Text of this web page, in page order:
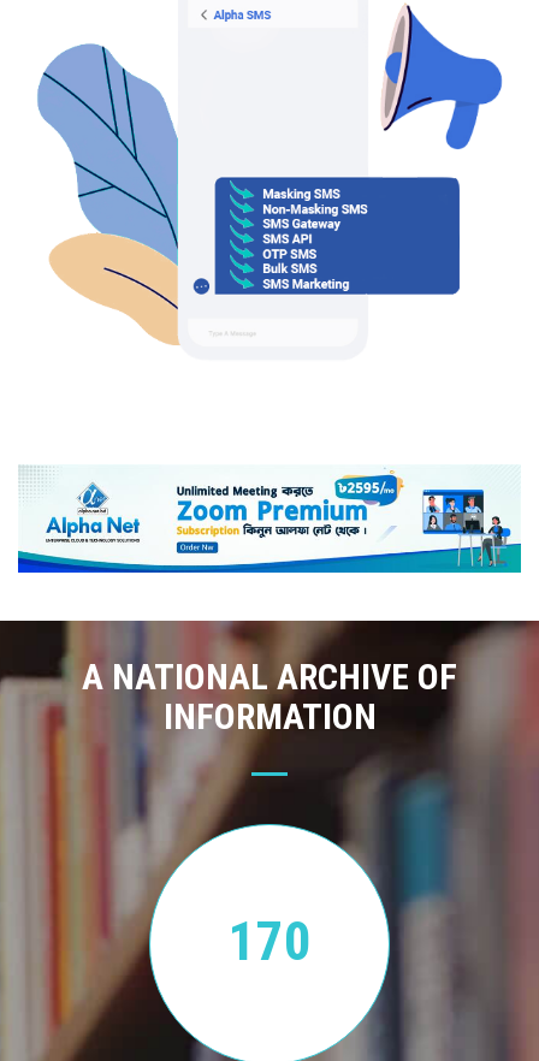
A NATIONAL ARCHIVE OF
INFORMATION
170